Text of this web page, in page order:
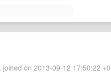
on 2013-09-12 17:50:22